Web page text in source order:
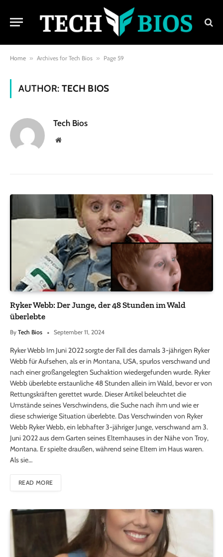
Home » Archives for Tech Bios » Page 59
AUTHOR: TECH BIOS
Tech Bios
Website
Ryker Webb: Der Junge, der 48 Stunden im Wald
überlebte
By Tech Bios September 11, 2024
Ryker Webb Im Juni 2022 sorgte der Fall des damals 3-jährigen Ryker
Webb für Aufsehen, als er in Montana, USA, spurlos verschwand und
nach einer großangelegten Suchaktion wiedergefunden wurde. Ryker
Webb überlebte erstaunliche 48 Stunden allein im Wald, bevor er von
Rettungskräften gerettet wurde. Dieser Artikel beleuchtet die
Umstände seines Verschwindens, die Suche nach ihm und wie er
diese schwierige Situation überlebte. Das Verschwinden von Ryker
Webb Ryker Webb, ein lebhafter 3-jähriger Junge, verschwand am 3.
Juni 2022 aus dem Garten seines Elternhauses in der Nähe von Troy,
Montana. Er spielte draußen, während seine Eltern im Haus waren.
Als sie…
READ MORE